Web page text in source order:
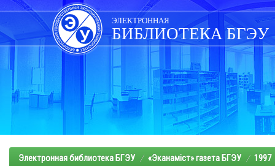
Skip
navigation
ЭЛЕКТРОННАЯ
БИБЛИОТЕКА БГЭУ
Электронная библиотека БГЭУ «Эканамiст» газета БГЭУ 1997